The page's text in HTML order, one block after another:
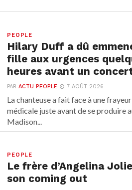
PEOPLE
Hilary Duff a dû
fille aux urgences
heures avant un
PARACTU PEOPLE 7 AOÛT 2026
La chanteuse a fait face à une frayeur
médicale juste avant de se produire
Madison...
PEOPLE
Le frère d’Angelina
son coming out